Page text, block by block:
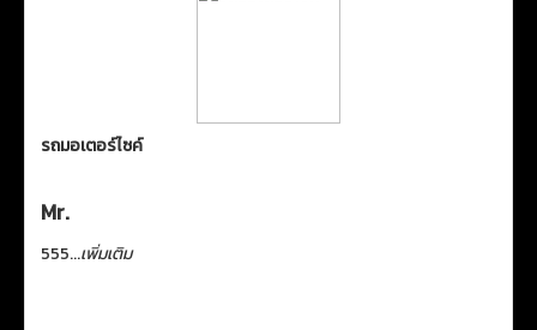
รถมอเตอร์ไซค์
Mr.
555...เพิ่มเติม